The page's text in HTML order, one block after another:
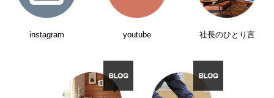
instagram youtube 社長のひとり言